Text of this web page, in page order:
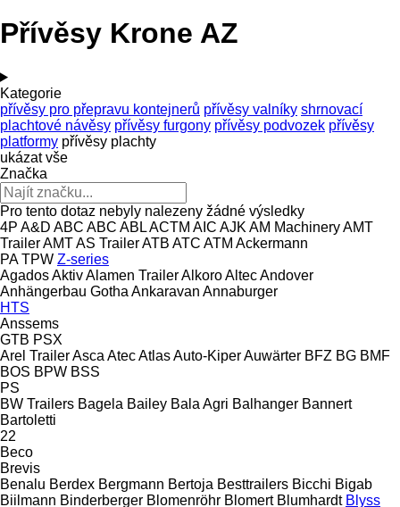
Přívěsy Krone AZ
Kategorie
přívěsy pro přepravu kontejnerů přívěsy valníky shrnovací
plachtové návěsy přívěsy furgony přívěsy podvozek přívěsy
platformy přívěsy plachty
ukázat vše
Značka
Pro tento dotaz nebyly nalezeny žádné výsledky
4P A&D ABC ABC ABLACTM AIC AJK AM MachineryAMT
TrailerAMTAS TrailerATB ATC ATM Ackermann
PA TPW Z-series
AgadosAktivAlamen TrailerAlkoroAltecAndover
Anhängerbau Gotha Ankaravan Annaburger
HTS
Anssems
GTB PSX
Arel TrailerAsca AtecAtlasAuto-KiperAuwärter BFZ BG BMF
BOS BPW BSS
PS
BW Trailers Bagela Bailey Bala Agri Balhanger Bannert
Bartoletti
22
Beco
Brevis
Benalu Berdex Bergmann Bertoja Besttrailers Bicchi Bigab
Biilmann Binderberger Blomenröhr Blomert Blumhardt Blyss